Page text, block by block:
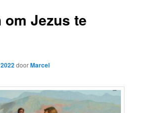
om Jezus te
doorMarcel